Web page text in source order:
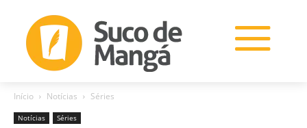
Início Notícias Séries
Notícias Séries